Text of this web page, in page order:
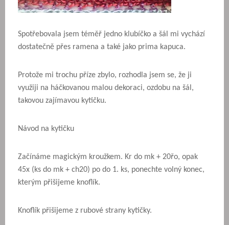
Spotřebovala jsem téměř jedno klubíčko a šál mi vychází
dostatečně přes ramena a také jako prima kapuca.
Protože mi trochu příze zbylo, rozhodla jsem se, že ji
využiji na háčkovanou malou dekoraci, ozdobu na šál,
takovou zajímavou kytičku.
Návod na kytičku
Začínáme magickým kroužkem. Kr do mk + 20řo, opak
45x (ks do mk + ch20) po do 1. ks, ponechte volný konec,
kterým přišijeme knoflík.
Knoflík přišijeme z rubové strany kytičky.